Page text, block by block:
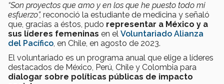
“Son proyectos que amo y en los que he puesto todo mi
esfuerzo”, reconoció la estudiante de medicina y señaló
que, gracias a éstos, pudo representar a México y a
sus líderes femeninas en el Voluntariado Alianza
del Pacífico, en Chile, en agosto de 2023.
El voluntariado es un programa anual que elige a líderes
destacados de México, Perú, Chile y Colombia para
dialogar sobre políticas públicas de impacto